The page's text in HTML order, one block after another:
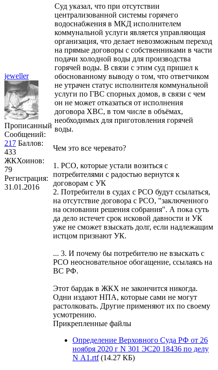
jeweller
Прописанный
Сообщений:
217 Баллов:
433
ЖКХоинов:
79
Регистрация:
31.01.2016
Суд указал, что при отсутствии
централизованной системы горячего
водоснабжения в МКД исполнителем
коммунальной услуги является управляющая
организация, что делает невозможным переход
на прямые договоры с собственниками в части
подачи холодной воды для производства
горячей воды. В связи с этим суд пришел к
обоснованному выводу о том, что ответчиком
не утрачен статус исполнителя коммунальной
услуги по ГВС спорных домов, в связи с чем
он не может отказаться от исполнения
договора ХВС, в том числе в объёмах,
необходимых для приготовления горячей
воды.
Чем это все черевато?
1. РСО, которые устали возиться с
потребителями с радостью вернутся к
договорам с УК
2. Потребители в судах с РСО будут ссылаться,
на отсутствие договора с РСО, "заключенного
на основании решения собрания". А пока суть
да дело истечет срок исковой давности и УК
уже не сможет взыскать долг, если надлежащим
истцом признают УК.
... 3. И почему бы потребителю не взыскать с
РСО неосновательное обогащение, ссылаясь на
ВС РФ.
Этот бардак в ЖКХ не закончится никогда.
Одни издают НПА, которые сами не могут
растолковать. Другие применяют их по своему
усмотрению.
Прикрепленные файлы
Определение Верховного Суда РФ от 26
ноября 2020 г N 301 ЭС20 18436 по делу
N А1.rtf (14.27 КБ)